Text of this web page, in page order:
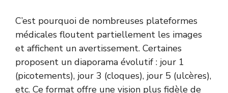
C’est pourquoi de nombreuses plateformes
médicales floutent partiellement les images
et affichent un avertissement. Certaines
proposent un diaporama évolutif : jour 1
(picotements), jour 3 (cloques), jour 5 (ulcères),
etc. Ce format offre une vision plus fidèle de